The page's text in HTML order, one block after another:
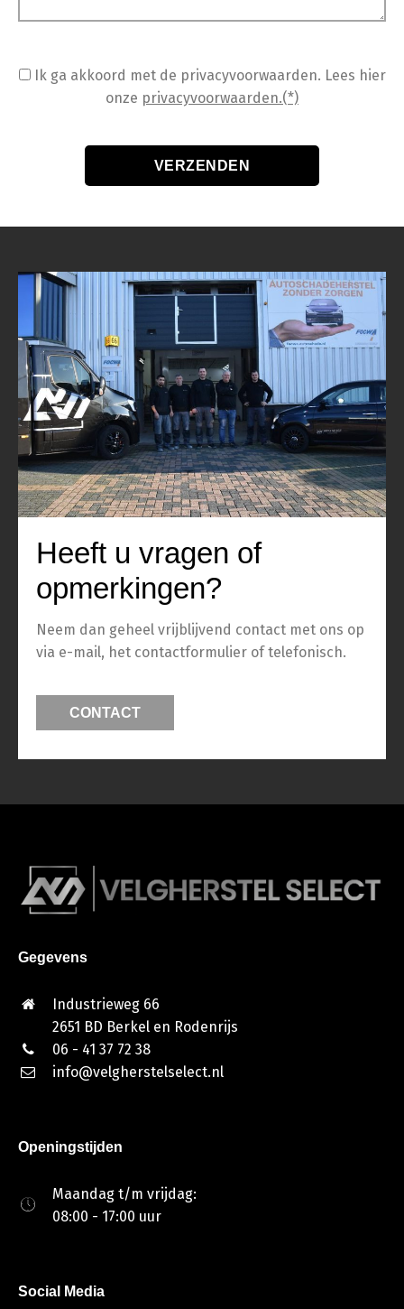
Ik ga akkoord met de privacyvoorwaarden. Lees hier
onze privacyvoorwaarden.(*)
Heeft u vragen of
opmerkingen?
Neem dan geheel vrijblijvend contact met ons op
via e-mail, het contactformulier of telefonisch.
CONTACT
Gegevens
Industrieweg 66
2651 BD Berkel en Rodenrijs
06 - 41 37 72 38
info@velgherstelselect.nl
Openingstijden
Maandag t/m vrijdag:
08:00 - 17:00 uur
Social Media